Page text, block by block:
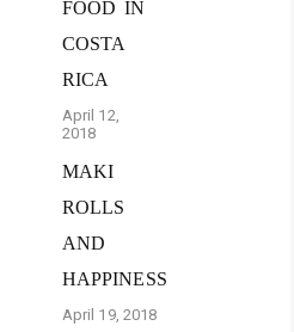
FOOD IN
COSTA
RICA
April 12,
2018
MAKI
ROLLS
AND
HAPPINESS
April 19, 2018